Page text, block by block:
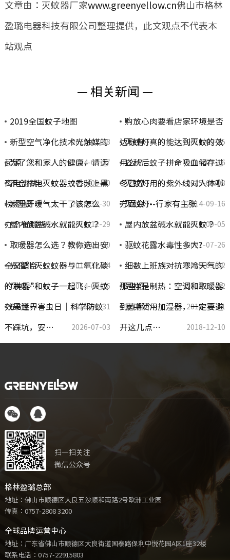
文章由：灭蚊器厂家www.greenyellow.cn佛山市格林
盈璐电器科技有限公司整理提供，此文观点不代表本
站观点
— 相关新闻 —
2019全国蚊子地图
2019-07-23
购放心肉要看店家环境是否
达标有… 2015-09-15
新型空气净化技术光触媒的
起源 2014-09-17
灭蚊灯真的能达到灭蚊的效
用么？ 2014-07-16
为了您和家人的健康，请远
离电击式… 2015-09-10
立秋后蚊子拼命吸血储存过
冬营养… 2015-09-08
不合格电灭蚊器蚊香频上黑
榜 别被… 2018-12-30
灭蚊灯用的紫外线对人体哪
方面会… 2014-09-16
家里开暖气太干了该怎么
办？有哪些… 2018-12-29
灭蚊灯--行家有主张
2015-09-05
屋内放盆碱水就能灭蚊？
2014-05-20
屋内放盆碱水就能灭蚊？
2021-07-26
取暖器怎么选？教你选出安
全又适合… 2018-12-24
驱蚊花露水毒性多大?
2015-09-02
光催化灭蚊蚊器与二氧化碳
的联系… 2014-09-16
细数上班族对抗寒冷天气的
那些招… 2018-12-12
“神器”和蚊子一起飞，灭蚊
效果还… 2015-08-31
同样是制热：空调和取暖器
到底哪个… 2018-12-11
6.6世界害虫日｜科学防蚊
不踩坑，安… 2026-07-03
家中使用加湿器，一定要避
开这几点… 2018-12-10
扫一扫关注
微信公众号
格林盈璐总部
地址：佛山市顺德区大良五沙顺和南路2号欧洲工业园
传真：0757-2808 3200
全球品牌运营中心
地址：广东省佛山市顺德区大良街道国泰路保利中悦花园A区1座32楼
联系电话： 0757-22915803